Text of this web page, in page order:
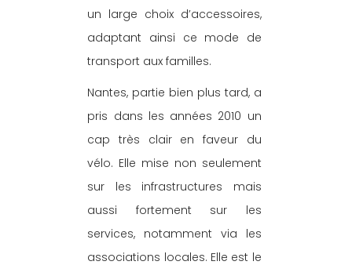
un large choix d’accessoires,
adaptant ainsi ce mode de
transport aux familles.
Nantes, partie bien plus tard, a
pris dans les années 2010 un
cap très clair en faveur du
vélo. Elle mise non seulement
sur les infrastructures mais
aussi fortement sur les
services, notamment via les
associations locales. Elle est le